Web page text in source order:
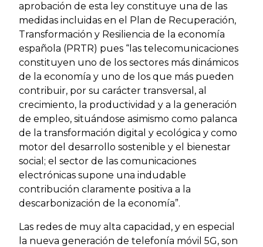
aprobación de esta ley constituye una de las
medidas incluidas en el Plan de Recuperación,
Transformación y Resiliencia de la economía
española (PRTR) pues “las telecomunicaciones
constituyen uno de los sectores más dinámicos
de la economía y uno de los que más pueden
contribuir, por su carácter transversal, al
crecimiento, la productividad y a la generación
de empleo, situándose asimismo como palanca
de la transformación digital y ecológica y como
motor del desarrollo sostenible y el bienestar
social; el sector de las comunicaciones
electrónicas supone una indudable
contribución claramente positiva a la
descarbonización de la economía”.
Las redes de muy alta capacidad, y en especial
la nueva generación de telefonía móvil 5G, son